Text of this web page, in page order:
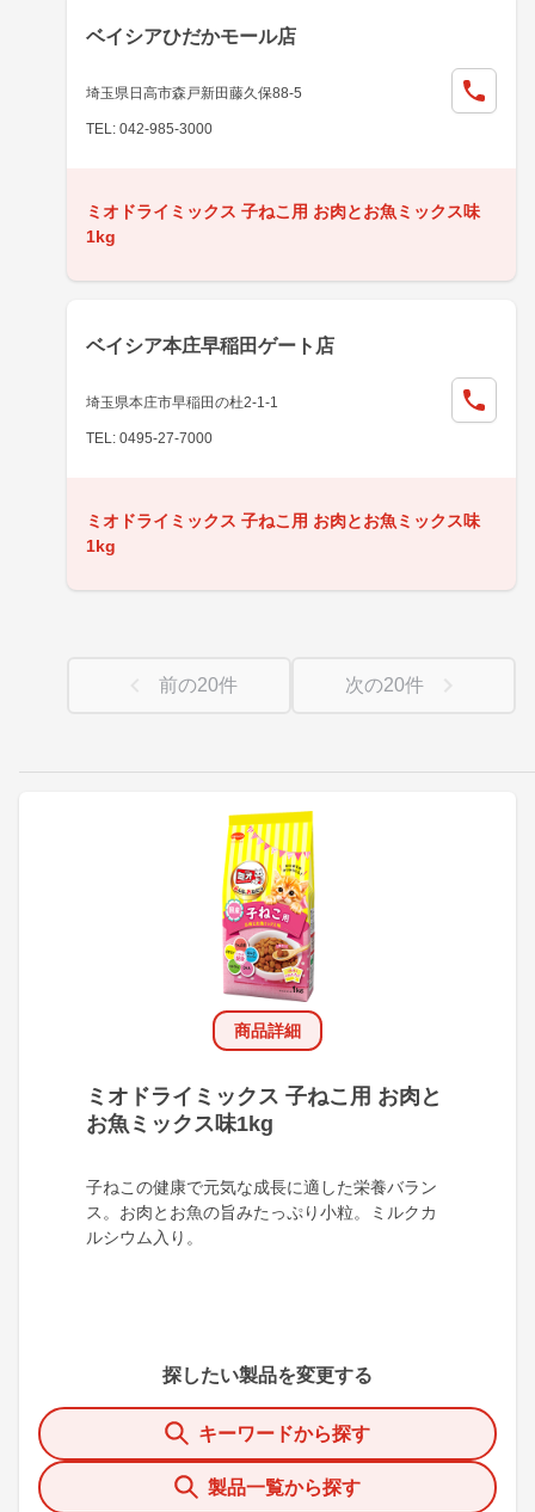
商品詳細
ミオドライミックス 子ねこ用 お肉と
お魚ミックス味1kg
子ねこの健康で元気な成長に適した栄養バラン
ス。お肉とお魚の旨みたっぷり小粒。ミルクカ
ルシウム入り。
探したい製品を変更する
キーワードから探す
製品一覧から探す
ベイシアひだかモール店
埼玉県日高市森戸新田藤久保88-5
TEL: 042-985-3000
ミオドライミックス 子ねこ用 お肉とお魚ミックス味
1kg
ベイシア本庄早稲田ゲート店
埼玉県本庄市早稲田の杜2-1-1
TEL: 0495-27-7000
ミオドライミックス 子ねこ用 お肉とお魚ミックス味
1kg
前の20件 次の20件